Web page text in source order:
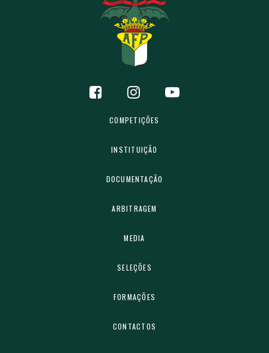
COMPETIÇÕES
INSTITUIÇÃO
DOCUMENTAÇÃO
ARBITRAGEM
MEDIA
SELEÇÕES
FORMAÇÕES
CONTACTOS